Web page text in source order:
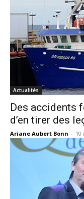
Actualités
Des accidents
d’en tirer des
Ariane Aubert Bonn - 10